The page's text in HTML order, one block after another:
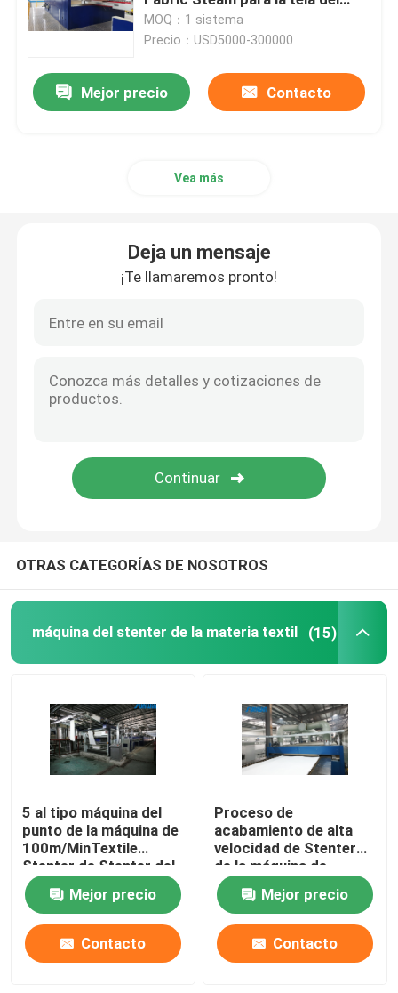
Máquina del marco del bastidor
máquina de teñir de la materia textil
aprestadora del stenter
Relaje una máquina más seca
terciopelo
MOQ：1 sistema
Precio：USD5000-300000
Mejor precio Contacto
Vea más
Deja un mensaje
¡Te llamaremos pronto!
OTRAS CATEGORÍAS DE NOSOTROS
máquina del stenter de la materia textil (15)
5 al tipo máquina del
punto de la máquina de
100m/MinTextile
Stenter de Stenter del
aire caliente del vapor
Mejor precio
Contacto
Proceso de
acabamiento de alta
velocidad de Stenter
de la máquina de
Stenter de la tela del
aceite termal del
poliéster
Mejor precio
Contacto